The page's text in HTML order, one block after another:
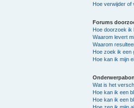
Hoe verwijder of
Forums
Hoe doorzoek ik
Waarom levert
Waarom
Hoe zoek ik een
Hoe kan ik mijn
Wat is het
Hoe kan ik een
Hoe kan ik een
Hoe zeg ik mijn